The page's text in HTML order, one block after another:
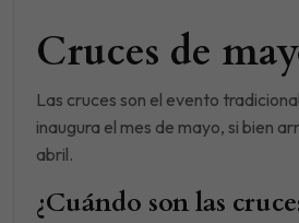
Cruces de
Las cruces son el evento
inaugura el mes de mayo, si bien
abril.
¿Cuándo son las